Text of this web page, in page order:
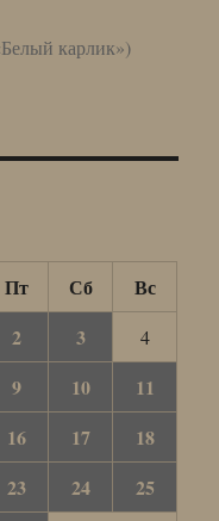
карлик»)
Пт Сб
Вс
2 3 4
9 10
11
16 17
18
23 24
25